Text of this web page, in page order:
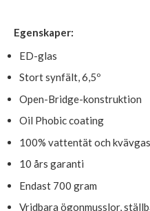
Egenskaper:
ED-glas
Stort synfält, 6,5º
Open-Bridge-konstruktion
Oil Phobic coating
100% vattentät och
10 års garanti
Endast 700 gram
Vridbara ögonmusslor,